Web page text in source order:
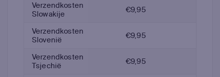
Verzendkosten
Slowakije
€9,95
Verzendkosten
Slovenië
€9,95
Verzendkosten
Tsjechië
€9,95